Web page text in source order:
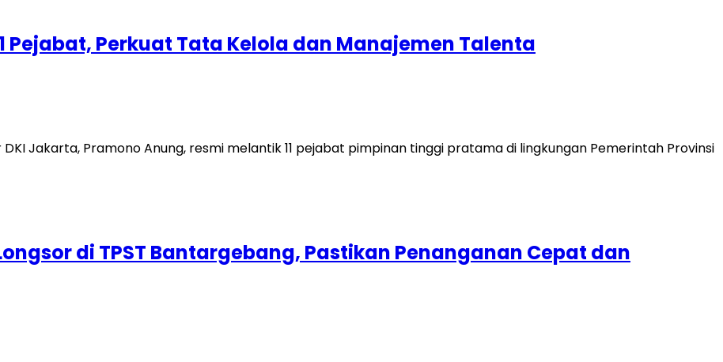
Pejabat, Perkuat Tata Kelola dan Manajemen Talenta
Jakarta, Pramono Anung, resmi melantik 11 pejabat pimpinan tinggi pratama di lingkungan Pemerintah Provinsi
di TPST Bantargebang, Pastikan Penanganan Cepat dan